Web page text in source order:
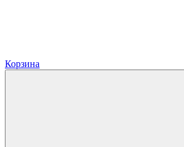
Корзина